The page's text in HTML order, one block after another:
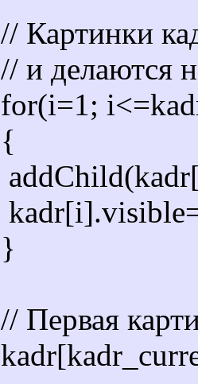
// Картинки
// и делаются
for(i=1;
{
}
// Первая